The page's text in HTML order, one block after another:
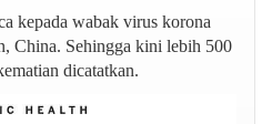
kepada wabak virus korona
China. Sehingga kini lebih 500
dicatatkan.